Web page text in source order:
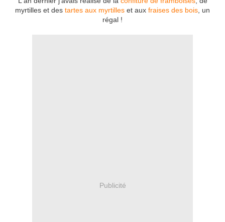
myrtilles et des tartes aux myrtilles et aux fraises des bois , un
régal !
Publicité